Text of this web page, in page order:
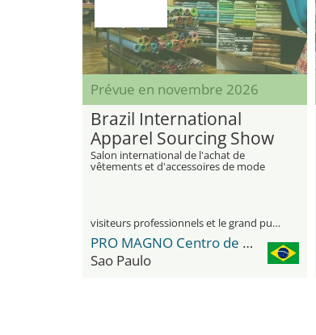
Prévue en novembre 2026
Brazil International
Apparel Sourcing Show
Salon international de l'achat de
vêtements et d'accessoires de mode
visiteurs professionnels et le grand public
PRO MAGNO Centro de Eventos
Sao Paulo